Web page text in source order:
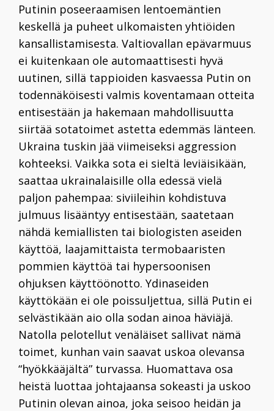
Putinin poseeraamisen lentoemäntien
keskellä ja puheet ulkomaisten yhtiöiden
kansallistamisesta. Valtiovallan epävarmuus
ei kuitenkaan ole automaattisesti hyvä
uutinen, sillä tappioiden kasvaessa Putin on
todennäköisesti valmis koventamaan otteita
entisestään ja hakemaan mahdollisuutta
siirtää sotatoimet astetta edemmäs länteen.
Ukraina tuskin jää viimeiseksi aggression
kohteeksi. Vaikka sota ei sieltä leviäisikään,
saattaa ukrainalaisille olla edessä vielä
paljon pahempaa: siviileihin kohdistuva
julmuus lisääntyy entisestään, saatetaan
nähdä kemiallisten tai biologisten aseiden
käyttöä, laajamittaista termobaaristen
pommien käyttöä tai hypersoonisen
ohjuksen käyttöönotto. Ydinaseiden
käyttökään ei ole poissuljettua, sillä Putin ei
selvästikään aio olla sodan ainoa häviäjä.
Natolla pelotellut venäläiset sallivat nämä
toimet, kunhan vain saavat uskoa olevansa
“hyökkääjältä” turvassa. Huomattava osa
heistä luottaa johtajaansa sokeasti ja uskoo
Putinin olevan ainoa, joka seisoo heidän ja